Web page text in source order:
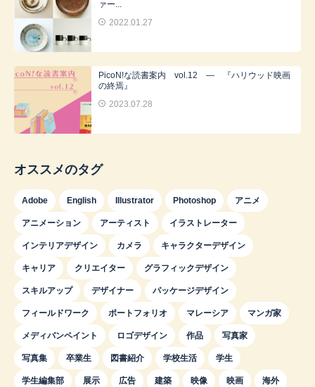
ァー...
2022.01.27
PicoN!な読書案内 vol.12 ― 『ハリウッド映画
の終焉』
2023.07.28
オススメのタグ
Adobe English Illustrator Photoshop アニメ
アニメーション アーティスト イラストレーター
インテリアデザイン カメラ キャラクターデザイン
キャリア クリエイター グラフィックデザイン
スキルアップ デザイナー パッケージデザイン
フィールドワーク ポートフォリオ マレーシア マンガ家
メディバンペイント ロゴデザイン 作品 写真家
写真集 卒業生 図書紹介 学校生活 学生
学生編集部 展示 広告 建築 映像 映画 海外